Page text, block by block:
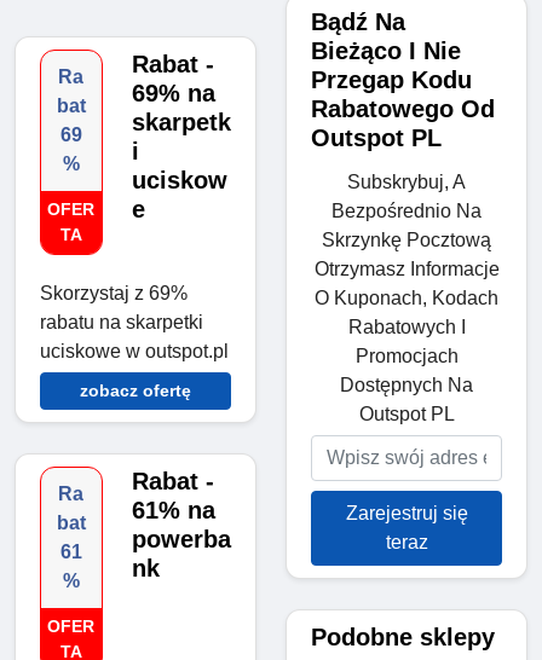
Ra
bat
69
%
OFER
TA
Rabat -
69% na
skarpetk
i
uciskow
e
Skorzystaj z 69%
rabatu na skarpetki
uciskowe w outspot.pl
zobacz ofertę
Ra
bat
61
%
OFER
TA
Rabat -
61% na
powerba
nk
Bądź Na
Bieżąco I Nie
Przegap Kodu
Rabatowego Od
Outspot PL
Subskrybuj, A
Bezpośrednio Na
Skrzynkę Pocztową
Otrzymasz Informacje
O Kuponach, Kodach
Rabatowych I
Promocjach
Dostępnych Na
Outspot PL
Zarejestruj się
teraz
Podobne sklepy